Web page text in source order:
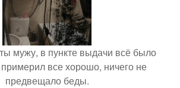
мужу, в пункте выдачи всё было
все хорошо, ничего не
предвещало беды.